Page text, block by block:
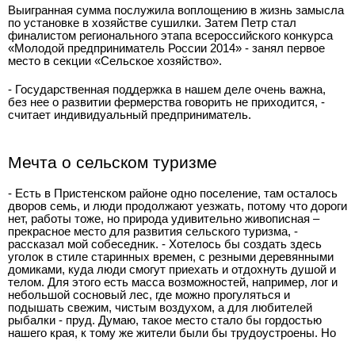
Выигранная сумма послужила воплощению в жизнь замысла
по установке в хозяйстве сушилки. Затем Петр стал
финалистом регионального этапа всероссийского конкурса
«Молодой предприниматель России 2014» - занял первое
место в секции «Сельское хозяйство».
- Государственная поддержка в нашем деле очень важна,
без нее о развитии фермерства говорить не приходится, -
считает индивидуальный предприниматель.
Мечта о сельском туризме
- Есть в Пристенском районе одно поселение, там осталось
дворов семь, и люди продолжают уезжать, потому что дороги
нет, работы тоже, но природа удивительно живописная –
прекрасное место для развития сельского туризма, -
рассказал мой собеседник. - Хотелось бы создать здесь
уголок в стиле старинных времен, с резными деревянными
домиками, куда люди смогут приехать и отдохнуть душой и
телом. Для этого есть масса возможностей, например, лог и
небольшой сосновый лес, где можно прогуляться и
подышать свежим, чистым воздухом, а для любителей
рыбалки - пруд. Думаю, такое место стало бы гордостью
нашего края, к тому же жители были бы трудоустроены. Но